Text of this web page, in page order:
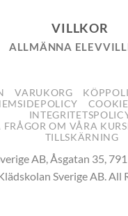
VILLKOR
ALLMÄNNA
VARUKORG
OM VÅRA
TILLSKÄRNING
AB, Åsgatan 35,
Sverige AB. All